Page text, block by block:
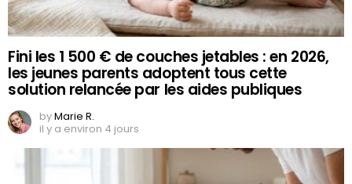
Fini les 1 500 € de couches jetables : en 2026,
les jeunes parents adoptent tous cette
solution relancée par les aides publiques
byMarie R.
il y a environ 4 jours